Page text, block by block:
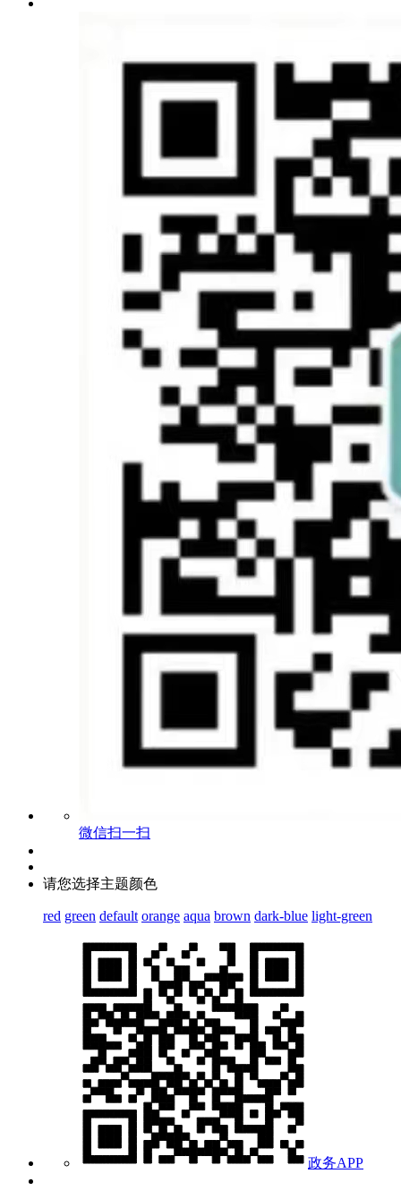
微信扫一扫
请您选择主题颜色
red green default orange aqua brown dark-blue light-green
政务APP